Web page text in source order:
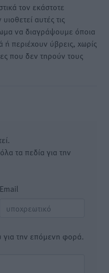
τον εκάστοτε
αυτές τις
να διαγράψουμε όποια
περιέχουν ύβρεις, χωρίς
που δεν τηρούν τους
τα πεδία για την
Email
για την επόμενη φορά.